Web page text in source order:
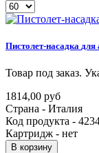
Пистолет-насадка для
Товар под заказ.
1814,00 руб
Страна - Италия
Код продукта -
Картридж - нет
В корзину